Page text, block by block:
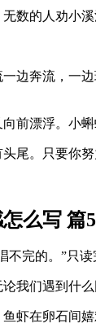
数的人劝小
边奔流，一
前漂浮。小
尾。只要你
么写 篇5
不完的。”只
我们遇到什
虾在卵石间